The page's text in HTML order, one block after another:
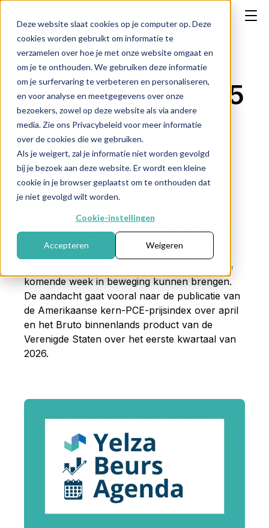
Deze website slaat cookies op je computer op. Deze
cookies worden gebruikt om informatie te
verzamelen over hoe je met onze website omgaat en
om je te onthouden. We gebruiken deze informatie
om je surfervaring te verbeteren en personaliseren,
en voor analyse en meetgegevens over onze
bezoekers, zowel op deze website als via andere
media. Zie ons Privacybeleid voor meer informatie
over de cookies die we gebruiken.
Als je weigert, zal je informatie niet worden gevolgd
bij je bezoek aan deze website. Er wordt een kleine
cookie in je browser geplaatst om te onthouden dat
je niet gevolgd wilt worden.
Cookie-instellingen
Accepteren Weigeren
Beursagenda: 25
mei - 29 mei
2026
Publicatiedatum: 22 mei 2026
In dit weekendbericht van Money Care geven
wij een overzicht van de belangrijkste macro-
economische ontwikkelingen en
bedrijfsresultaten die de financiële markten de
komende week in beweging kunnen brengen.
De aandacht gaat vooral naar de publicatie van
de Amerikaanse kern-PCE-prijsindex over april
en het Bruto binnenlands product van de
Verenigde Staten over het eerste kwartaal van
2026.